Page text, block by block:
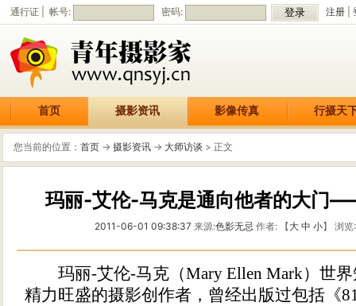
通行证 | 帐号: 密码: 注册
首页 摄影资讯 影像传真 行摄天
您当前的位置： 首页 -> 摄影资讯 -> 大师访谈 > 正文
玛丽-艾伦-马克是通向他者的大门
2011-06-01 09:38:37 来源:色影无忌 作者: 【大 中 小】 浏览:
玛丽-艾伦-马克（Mary Ellen Mark）世界
精力旺盛的摄影创作者，曾经出版过包括《